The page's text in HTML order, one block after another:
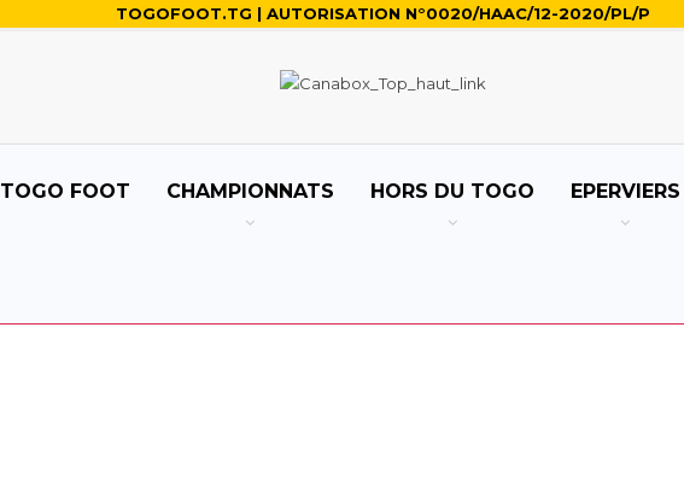
TOGOFOOT.TG | AUTORISATION N°0020/HAAC/12-2020/PL/P
TOGO FOOT CHAMPIONNATS HORS DU TOGO EPERVIERS